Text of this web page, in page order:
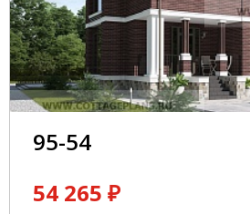
95-54
54 265 ₽